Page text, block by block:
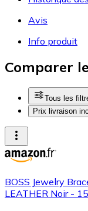
Avis
Info produit
Comparer
Tous les
Prix livraison
BOSS Jewelry
LEATHER Noir -